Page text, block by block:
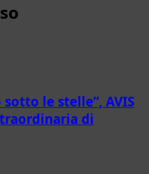
le stelle”, AVIS
di